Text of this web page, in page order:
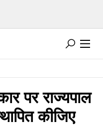
पर राज्यपाल
कीजिए